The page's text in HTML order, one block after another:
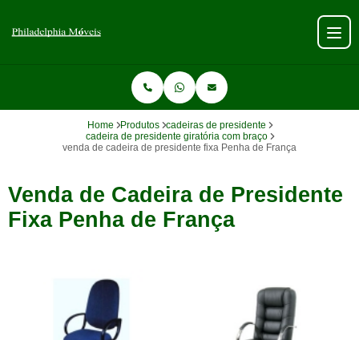
Home Produtos cadeiras de presidente
cadeira de presidente giratória com braço
venda de cadeira de presidente fixa Penha de França
Venda de Cadeira de Presidente
Fixa Penha de França